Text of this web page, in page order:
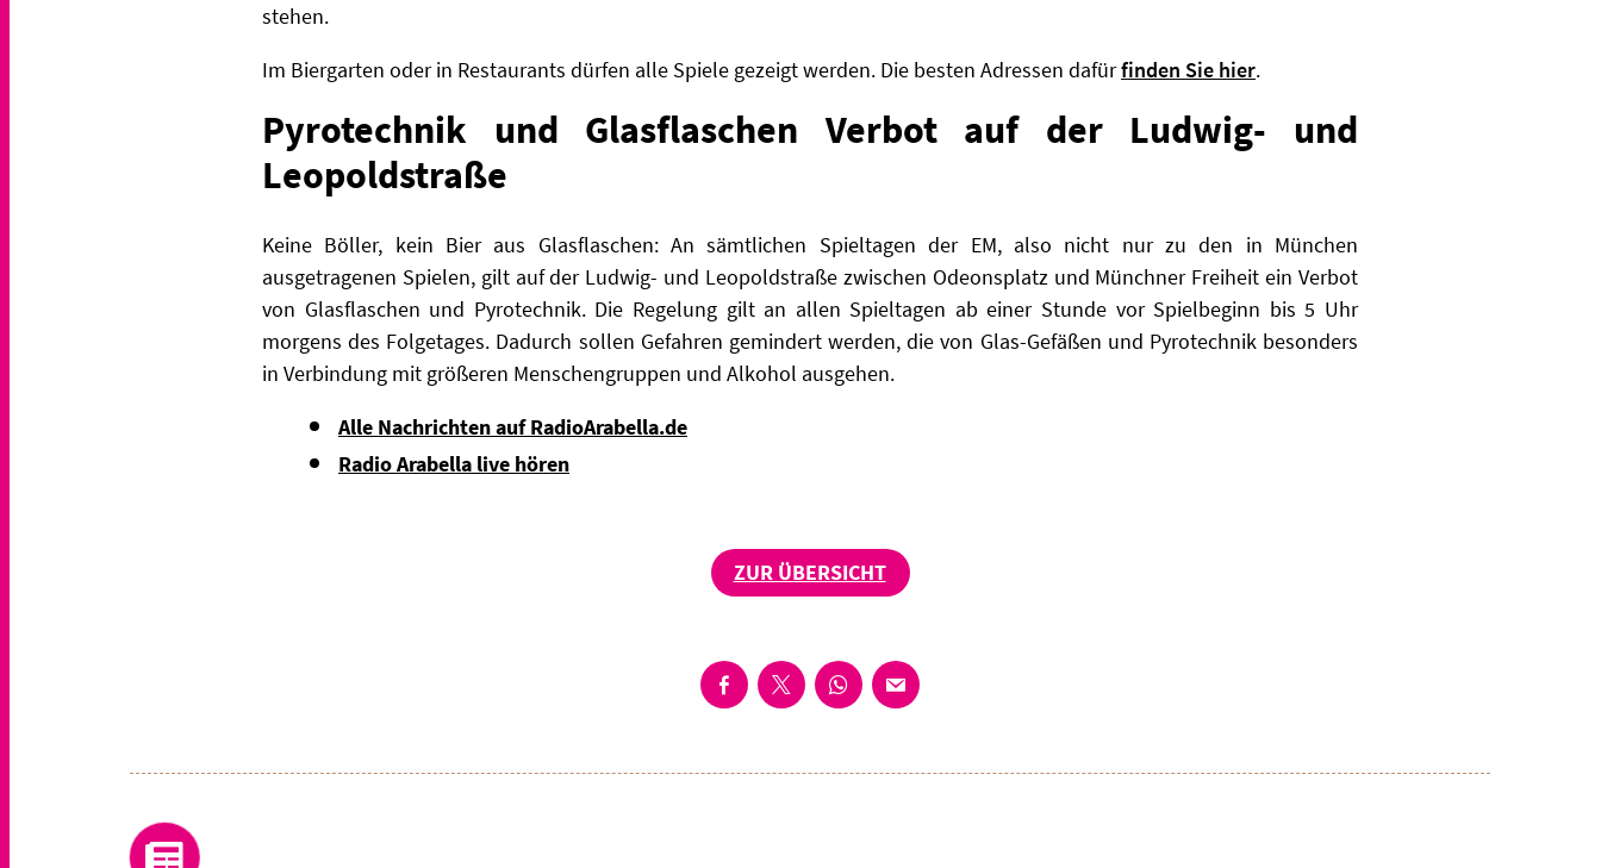
stehen.
Im Biergarten oder in Restaurants dürfen alle Spiele gezeigt werden. Die besten Adressen dafürfinden Sie hier.
Pyrotechnik und Glasflaschen Verbot auf der Ludwig- und
Leopoldstraße
Keine Böller, kein Bier aus Glasflaschen: An sämtlichen Spieltagen der EM, also nicht nur zu den in München
ausgetragenen Spielen, gilt auf der Ludwig- und Leopoldstraße zwischen Odeonsplatz und Münchner Freiheit ein Verbot
von Glasflaschen und Pyrotechnik. Die Regelung gilt an allen Spieltagen ab einer Stunde vor Spielbeginn bis 5 Uhr
morgens des Folgetages. Dadurch sollen Gefahren gemindert werden, die von Glas-Gefäßen und Pyrotechnik besonders
in Verbindung mit größeren Menschengruppen und Alkohol ausgehen.
Alle Nachrichten auf RadioArabella.de
Radio Arabella live hören
ZUR ÜBERSICHT